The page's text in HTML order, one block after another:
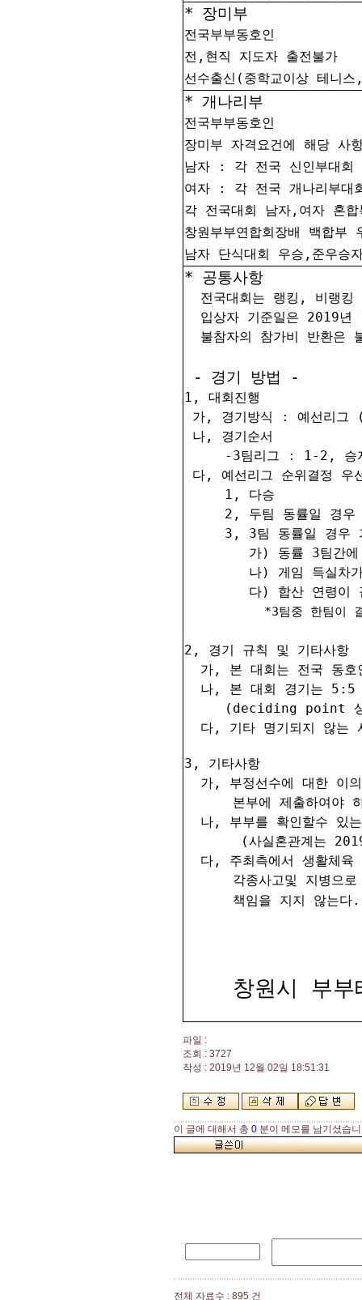
* 장미부
전국부부동호인
전,현직 지도자 출전불가
선수출신(중학교이상 테니
* 개나리부
전국부부동호인
장미부 자격요건에 해당 사
남자 : 각 전국 신인부대회
여자 : 각 전국 개나리부대
각 전국대회 남자,여자 혼
창원부부연합회장배 백합
남자 단식대회 우승,준우승
* 공통사항
전국대회는 랭킹, 비랭킹
입상자 기준일은 2019
불참자의 참가비 반환은
- 경기 방법 -
1, 대회진행
가, 경기방식 : 예선리그
나, 경기순서
-3팀리그 : 1-2,
다, 예선리그 순위결정 우
1, 다승
2, 두팀 동률일 경우
3, 3팀 동률일 경우
가) 동률 3팀간
나) 게임 득실차
다) 합산 연령이
*3팀중 한팀이
2, 경기 규칙 및 기타사항
가, 본 대회는 전국 동호
나, 본 대회 경기는
(deciding point 상
다, 기타 명기되지 않는
3, 기타사항
가, 부정선수에 대한 이
본부에 제출하여야
나, 부부를 확인할수 있
(사실혼관계는
다, 주최측에서 생활체육
각종사고및 지병으
책임을 지지 않는다.
창원시 부
파일 :
조회 : 3727
작성 : 2019년 12월 02일 18:51:31
이 글에 대해서 총 0 분이 메모를 남기셨습
전체 자료수 : 895 건